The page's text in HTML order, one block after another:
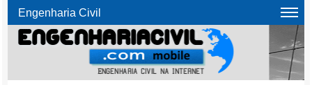
Engenharia Civil